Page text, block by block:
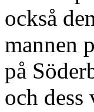
också
mannen
på
och